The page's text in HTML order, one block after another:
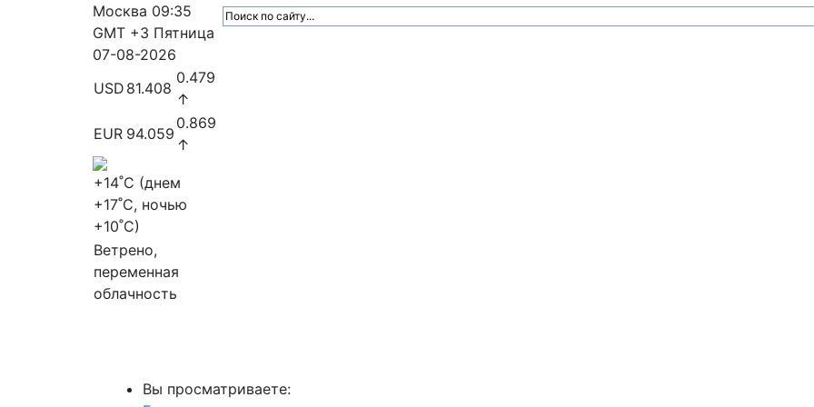
Москва 09:35
GMT +3 Пятница
07-08-2026
USD 81.408
0.479
↑
EUR 94.059
0.869
↑
+14˚C (днем
+17˚C, ночью
+10˚C)
Ветрено,
переменная
облачность
Вы просматриваете: